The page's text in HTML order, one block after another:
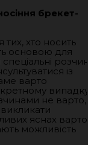
брекет-
хто носить
основою для
із
варто
не варто,
яснах варто
можливість